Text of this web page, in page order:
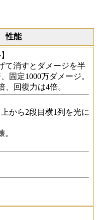
性能
て消すとダメージを半
固定1000万ダメージ。
、回復力は4倍。
から2段目横1列を光に